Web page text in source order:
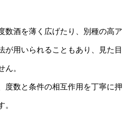
数酒を薄く広げたり、別種の高ア
が用いられることもあり、見た目
ん。
度数と条件の相互作用を丁寧に押
。